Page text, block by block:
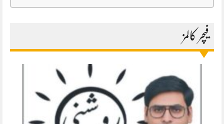
فیچر کالمز